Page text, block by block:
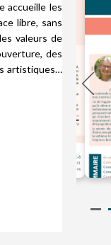
accueille les
libre, sans
valeurs de
des
artistiques…